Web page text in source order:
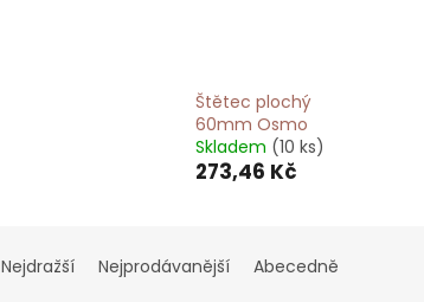
Štětec plochý
60mm Osmo
Skladem (10 ks)
273,46 Kč
Nejdražší Nejprodávanější Abecedně